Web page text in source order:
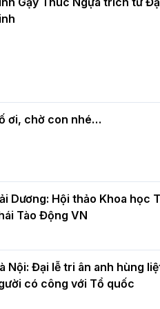
mừng Đại lễ Phật đản
mùa Phật đản PL.2570
Phật giáo
quả
ơi, chờ con nhé…
Dương: Hội thảo Khoa học
Tào Động VN
Nội: Đại lễ tri ân anh hùng
có công với Tổ quốc